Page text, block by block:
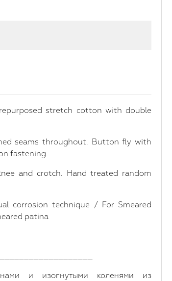
stretch cotton with double
seams throughout. Button fly with
fastening.
and crotch. Hand treated random
corrosion technique / For Smeared
patina
и изогнутыми коленями из